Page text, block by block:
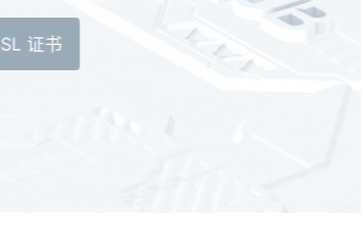
选购 SSL 证书 管理 SSL 证书